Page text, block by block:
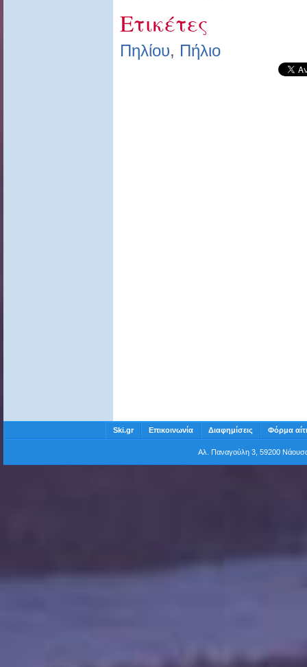
Ετικέτες
Πηλίου, Πήλιο
Ski.gr Επικοινωνία Διαφημίσεις Φόρμα
Αλ. Παναγούλη 3, 59200